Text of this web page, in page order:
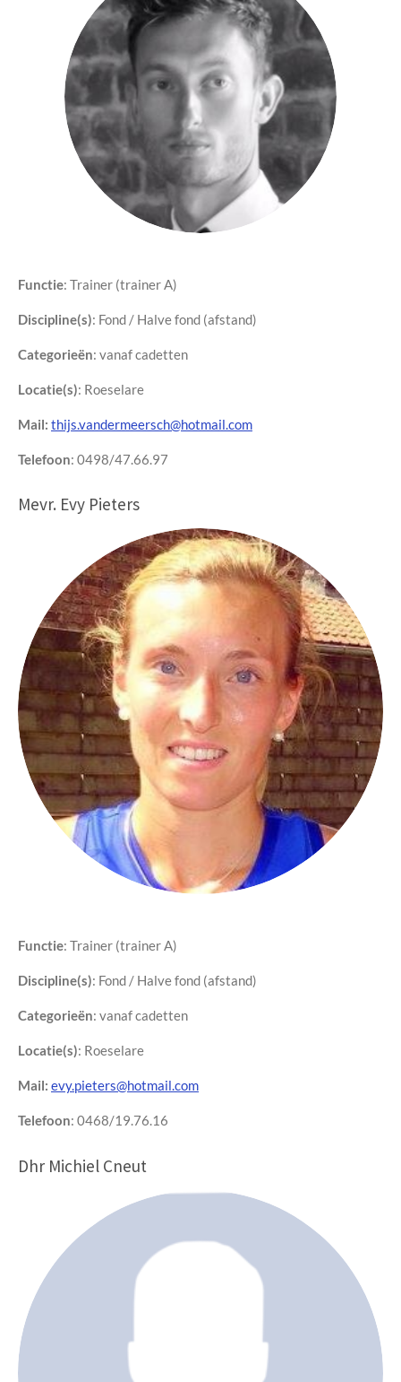
Functie: Trainer (trainer A)
Discipline(s): Fond / Halve fond (afstand)
Categorieën: vanaf cadetten
Locatie(s): Roeselare
Mail: thijs.vandermeersch@hotmail.com
Telefoon: 0498/47.66.97
Mevr. Evy Pieters
Functie: Trainer (trainer A)
Discipline(s): Fond / Halve fond (afstand)
Categorieën: vanaf cadetten
Locatie(s): Roeselare
Mail: evy.pieters@hotmail.com
Telefoon: 0468/19.76.16
Dhr Michiel Cneut